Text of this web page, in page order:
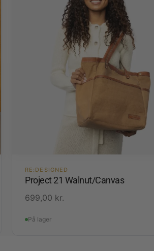
RE:DESIGNED
Project 21 Walnut/Canvas
699,00 kr.
På lager